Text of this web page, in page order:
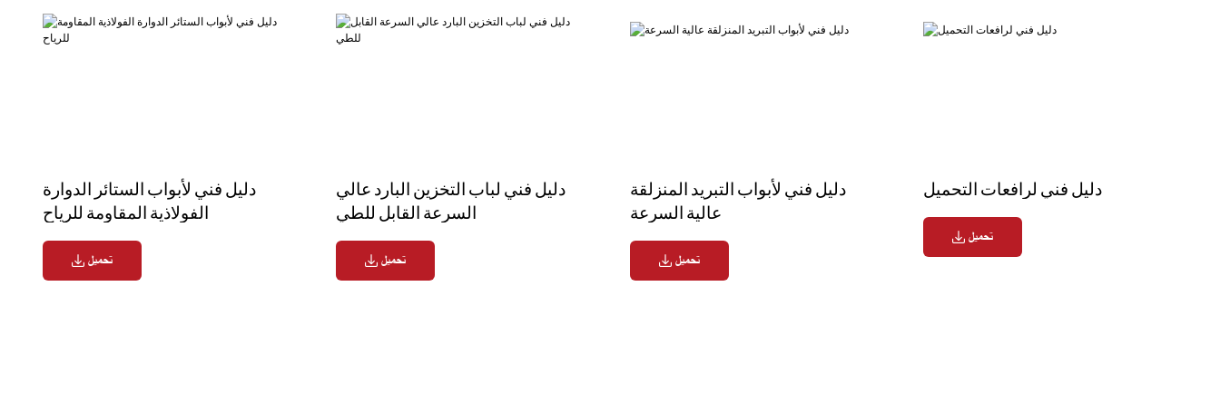
دليل فني لأبواب الستائر الدوارة
الفولاذية المقاومة للرياح
تحميل
دليل فني لباب التخزين البارد عالي
السرعة القابل للطي
تحميل
دليل فني لأبواب التبريد المنزلقة
عالية السرعة
تحميل
دليل فني لرافعات التحميل
تحميل